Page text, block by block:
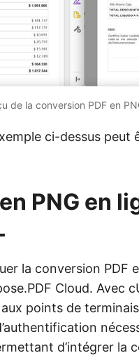
de la conversion PDF en
ci-dessus
PNG en
la conversion PDF
Cloud. Avec
points de
d’intégrer la